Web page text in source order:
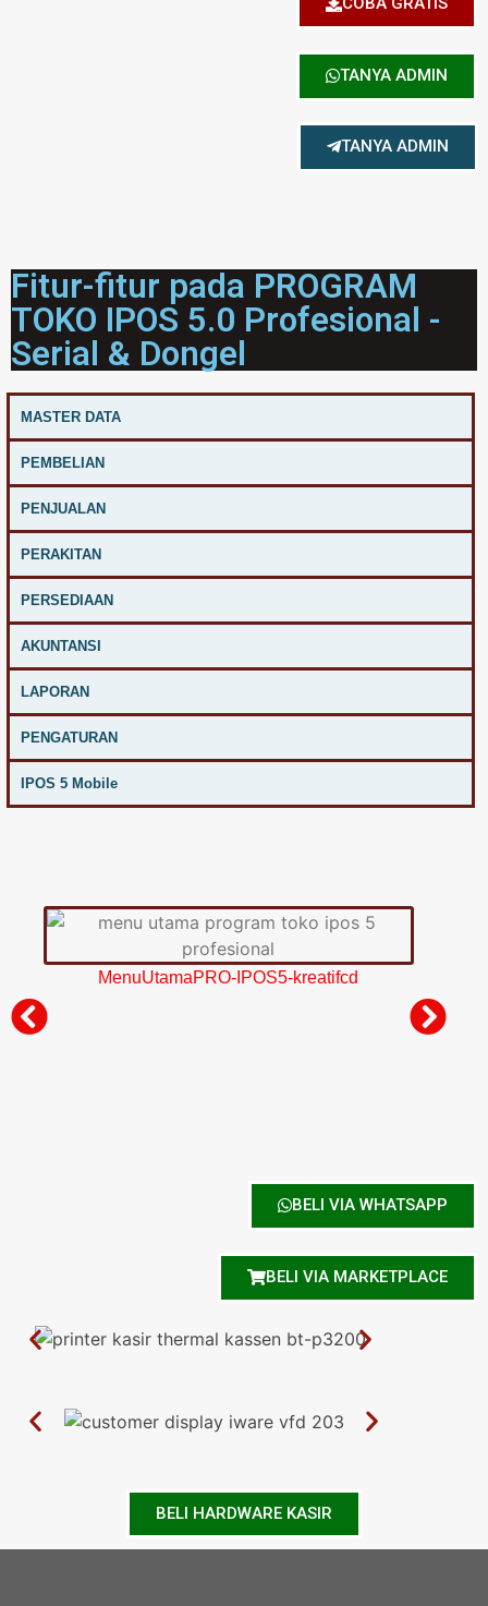
TANYA ADMIN
TANYA ADMIN
Fitur-fitur pada PROGRAM
TOKO IPOS 5.0 Profesional -
Serial & Dongel
MASTER DATA
PEMBELIAN
PENJUALAN
PERAKITAN
PERSEDIAAN
AKUNTANSI
LAPORAN
PENGATURAN
IPOS 5 Mobile
MenuUtamaPRO-IPOS5-kreatifcd
BELI VIA WHATSAPP
BELI VIA MARKETPLACE
BELI HARDWARE KASIR